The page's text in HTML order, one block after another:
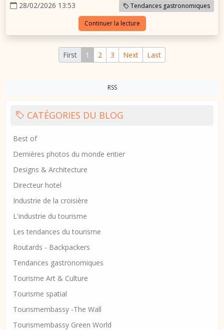
28/02/2026 13:53 Tendances gastronomiques
Continuer la lecture
First 1 2 3 Next Last
RSS
CATÉGORIES DU BLOG
Best of
Dernières photos du monde entier
Designs & Architecture
Directeur hotel
Industrie de la croisière
L'industrie du tourisme
Les tendances du tourisme
Routards - Backpackers
Tendances gastronomiques
Tourisme Art & Culture
Tourisme spatial
Tourismembassy -The Wall
Tourismembassy Green World